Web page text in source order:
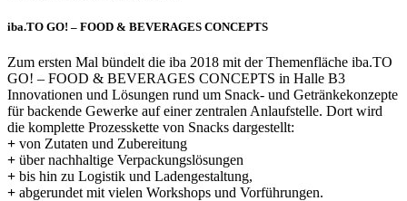
iba.TO GO! – FOOD & BEVERAGES CONCEPTS
Zum ersten Mal bündelt die iba 2018 mit der Themenfläche iba.TO
GO! – FOOD & BEVERAGES CONCEPTS in Halle B3
Innovationen und Lösungen rund um Snack- und Getränkekonzepte
für backende Gewerke auf einer zentralen Anlaufstelle. Dort wird
die komplette Prozesskette von Snacks dargestellt:
+ von Zutaten und Zubereitung
+ über nachhaltige Verpackungslösungen
+ bis hin zu Logistik und Ladengestaltung,
+ abgerundet mit vielen Workshops und Vorführungen.